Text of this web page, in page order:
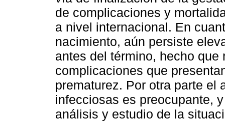
de complicaciones y
a nivel internacional. En
nacimiento, aún persiste
antes del término, hecho
complicaciones que
prematurez. Por otra parte el
infecciosas es preocupante,
análisis y estudio de la